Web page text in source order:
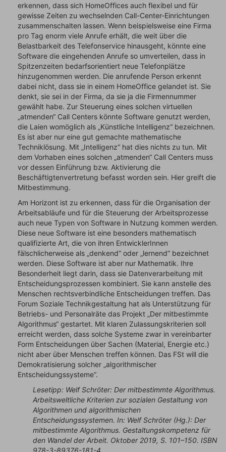
erkennen, dass sich HomeOffices auch flexibel und für
gewisse Zeiten zu wechselnden Call-Center-Einrichtungen
zusammenschalten lassen. Wenn beispielsweise eine Firma
pro Tag enorm viele Anrufe erhält, die weit über die
Belastbarkeit des Telefonservice hinausgeht, könnte eine
Software die eingehenden Anrufe so umverteilen, dass in
Spitzenzeiten bedarfsorientiert neue Telefonplätze
hinzugenommen werden. Die anrufende Person erkennt
dabei nicht, dass sie in einem HomeOffice gelandet ist. Sie
denkt, sie sei in der Firma, da sie ja die Firmennummer
gewählt habe. Zur Steuerung eines solchen virtuellen
„atmenden“ Call Centers könnte Software genutzt werden,
die Laien womöglich als „Künstliche Intelligenz“ bezeichnen.
Es ist aber nur eine gut gemachte mathematische
Techniklösung. Mit „Intelligenz“ hat dies nichts zu tun. Mit
dem Vorhaben eines solchen „atmenden“ Call Centers muss
vor dessen Einführung bzw. Aktivierung die
Beschäftigtenvertretung befasst worden sein. Hier greift die
Mitbestimmung.
Am Horizont ist zu erkennen, dass für die Organisation der
Arbeitsabläufe und für die Steuerung der Arbeitsprozesse
auch neue Typen von Software in Nutzung kommen werden.
Diese neue Software ist eine besonders mathematisch
qualifizierte Art, die von ihren EntwicklerInnen
fälschlicherweise als „denkend“ oder „lernend“ bezeichnet
werden. Diese Software ist aber nur Mathematik. Ihre
Besonderheit liegt darin, dass sie Datenverarbeitung mit
Entscheidungsprozessen kombiniert. Sie kann anstelle des
Menschen rechtsverbindliche Entscheidungen treffen. Das
Forum Soziale Technikgestaltung hat als Unterstützung für
Betriebs- und Personalräte das Projekt „Der mitbestimmte
Algorithmus“ gestartet. Mit klaren Zulassungskriterien soll
erreicht werden, dass solche Systeme zwar in vereinbarter
Form Entscheidungen über Sachen (Material, Energie etc.)
nicht aber über Menschen treffen können. Das FSt will die
Demokratisierung solcher „algorithmischer
Entscheidungssysteme“.
Lesetipp: Welf Schröter: Der mitbestimmte Algorithmus.
Arbeitsweltliche Kriterien zur sozialen Gestaltung von
Algorithmen und algorithmischen
Entscheidungssystemen. In: Welf Schröter (Hg.): Der
mitbestimmte Algorithmus. Gestaltungskompetenz für
den Wandel der Arbeit. Oktober 2019, S. 101–150. ISBN
978-3-89376-181-4.